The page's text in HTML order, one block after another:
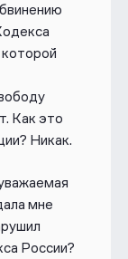
Как это
Никак.
мне
России?